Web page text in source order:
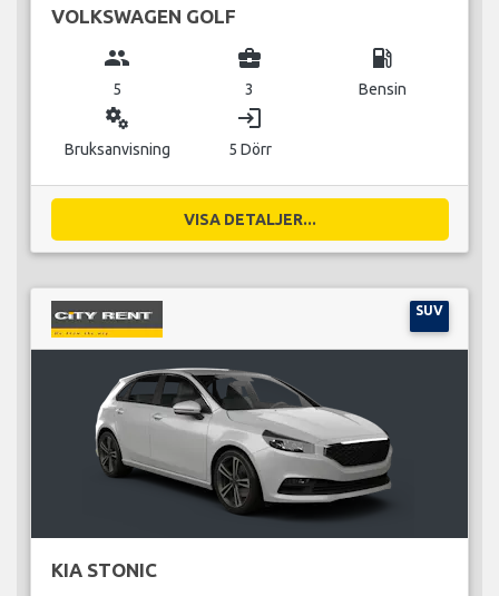
VOLKSWAGEN GOLF
group
5
business_center
3
local_gas_station
Bensin
miscellaneous_services
Bruksanvisning
login
5 Dörr
VISA DETALJER...
SUV
KIA STONIC